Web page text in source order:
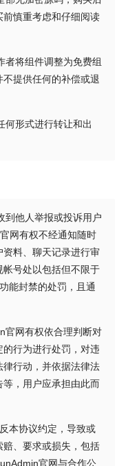
慎重考虑和仔细阅读
者将组件调整为免费组
提供任何的补偿或退
何形式进行转让和出
到他人举报或投诉用户
网有权不经通知随时
料、聊天记录进行审
号处以包括但不限于
能封禁的处罚，且通
官网有权依合理判断对
行为进行处罚，对违
行动，并依据法律法
，用户应承担由此而
本协议约定，导致或
、要求或损失，包括
官网与合作公